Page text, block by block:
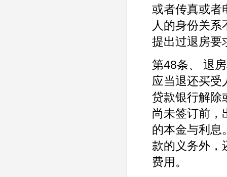
或者传真或者
人的身份关
提出过退房要
第48条、 退
应当退还买受
贷款银行解除
尚未签订前，
的本金与利息
款的义务外，
费用。